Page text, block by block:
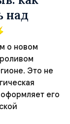
над
о новом
Это не
его